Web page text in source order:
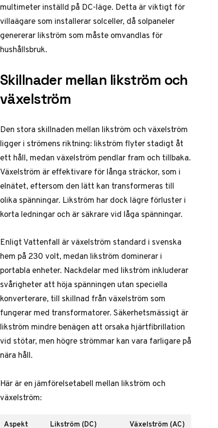
multimeter inställd på DC-läge. Detta är viktigt för
villaägare som installerar solceller, då solpaneler
genererar likström som måste omvandlas för
hushållsbruk.
Skillnader mellan likström och
växelström
Den stora skillnaden mellan likström och växelström
ligger i strömens riktning: likström flyter stadigt åt
ett håll, medan växelström pendlar fram och tillbaka.
Växelström är effektivare för långa sträckor, som i
elnätet, eftersom den lätt kan transformeras till
olika spänningar. Likström har dock lägre förluster i
korta ledningar och är säkrare vid låga spänningar.
Enligt Vattenfall är växelström standard i svenska
hem på 230 volt, medan likström dominerar i
portabla enheter. Nackdelar med likström inkluderar
svårigheter att höja spänningen utan speciella
konverterare, till skillnad från växelström som
fungerar med transformatorer. Säkerhetsmässigt är
likström mindre benägen att orsaka hjärtfibrillation
vid stötar, men högre strömmar kan vara farligare på
nära håll.
Här är en jämförelsetabell mellan likström och
växelström:
Aspekt Likström (DC)
Växelström (AC)